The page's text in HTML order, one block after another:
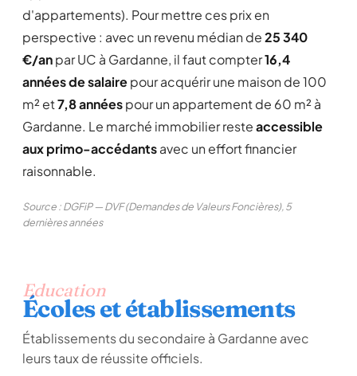
d'appartements). Pour mettre ces prix en
perspective : avec un revenu médian de25 340
€/anpar UC à Gardanne, il faut compter16,4
années de salairepour acquérir une maison de 100
m² et7,8 annéespour un appartement de 60 m² à
Gardanne. Le marché immobilier resteaccessible
aux primo-accédantsavec un effort financier
raisonnable.
Source : DGFiP — DVF (Demandes de Valeurs Foncières), 5
dernières années
Education
Écoles et établissements
Établissements du secondaire à Gardanne avec
leurs taux de réussite officiels.